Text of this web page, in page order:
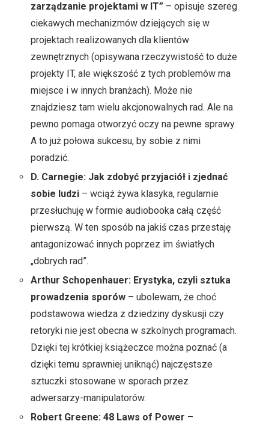
zarządzanie projektami w IT” – opisuje szereg
ciekawych mechanizmów dziejących się w
projektach realizowanych dla klientów
zewnętrznych (opisywana rzeczywistość to duże
projekty IT, ale większość z tych problemów ma
miejsce i w innych branżach). Może nie
znajdziesz tam wielu akcjonowalnych rad. Ale na
pewno pomaga otworzyć oczy na pewne sprawy.
A to już połowa sukcesu, by sobie z nimi
poradzić.
D. Carnegie: Jak zdobyć przyjaciół i zjednać
sobie ludzi – wciąż żywa klasyka, regularnie
przesłuchuję w formie audiobooka całą część
pierwszą. W ten sposób na jakiś czas przestaję
antagonizować innych poprzez im światłych
„dobrych rad”.
Arthur Schopenhauer: Erystyka, czyli sztuka
prowadzenia sporów – ubolewam, że choć
podstawowa wiedza z dziedziny dyskusji czy
retoryki nie jest obecna w szkolnych programach.
Dzięki tej krótkiej książeczce można poznać (a
dzięki temu sprawniej uniknąć) najczęstsze
sztuczki stosowane w sporach przez
adwersarzy-manipulatorów.
Robert Greene: 48 Laws of Power –